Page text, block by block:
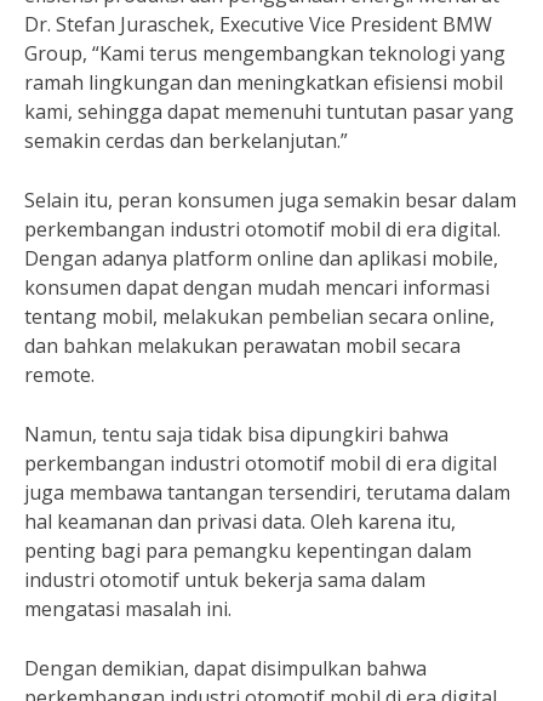
Dr. Stefan Juraschek, Executive Vice President BMW
Group, “Kami terus mengembangkan teknologi yang
ramah lingkungan dan meningkatkan efisiensi mobil
kami, sehingga dapat memenuhi tuntutan pasar yang
semakin cerdas dan berkelanjutan.”
Selain itu, peran konsumen juga semakin besar dalam
perkembangan industri otomotif mobil di era digital.
Dengan adanya platform online dan aplikasi mobile,
konsumen dapat dengan mudah mencari informasi
tentang mobil, melakukan pembelian secara online,
dan bahkan melakukan perawatan mobil secara
remote.
Namun, tentu saja tidak bisa dipungkiri bahwa
perkembangan industri otomotif mobil di era digital
juga membawa tantangan tersendiri, terutama dalam
hal keamanan dan privasi data. Oleh karena itu,
penting bagi para pemangku kepentingan dalam
industri otomotif untuk bekerja sama dalam
mengatasi masalah ini.
Dengan demikian, dapat disimpulkan bahwa